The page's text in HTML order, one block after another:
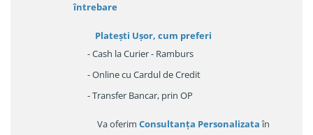
întrebare
Platești Ușor, cum preferi
- Cash la Curier - Ramburs
- Online cu Cardul de Credit
- Transfer Bancar, prin OP
Va oferim Consultanța Personalizataîn